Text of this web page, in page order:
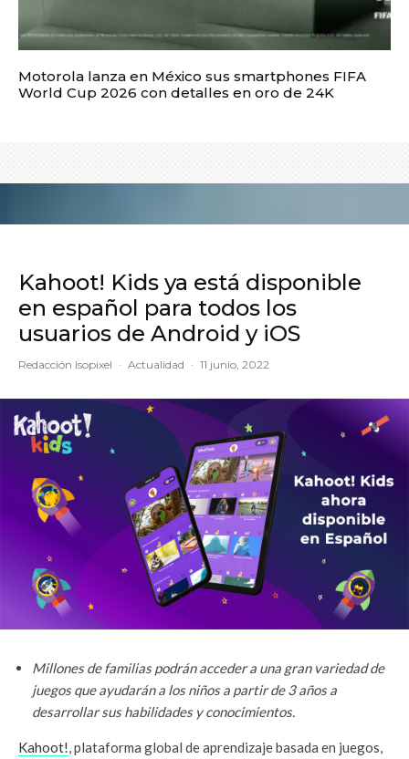
Motorola lanza en México sus smartphones FIFA
World Cup 2026 con detalles en oro de 24K
Kahoot! Kids ya está disponible
en español para todos los
usuarios de Android y iOS
Redacción Isopixel · Actualidad · 11 junio, 2022
Millones de familias podrán acceder a una gran variedad de
juegos que ayudarán a los niños a partir de 3 años a
desarrollar sus habilidades y conocimientos.
Kahoot! , plataforma global de aprendizaje basada en juegos,